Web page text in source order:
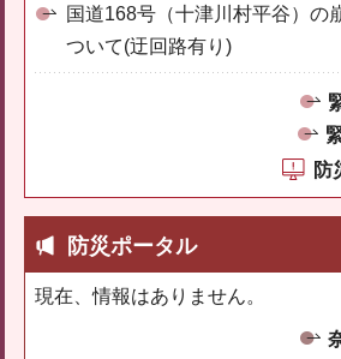
国道168号（十津川村平谷）の
ついて(迂回路有り)
防
防災ポータル
現在、情報はありません。